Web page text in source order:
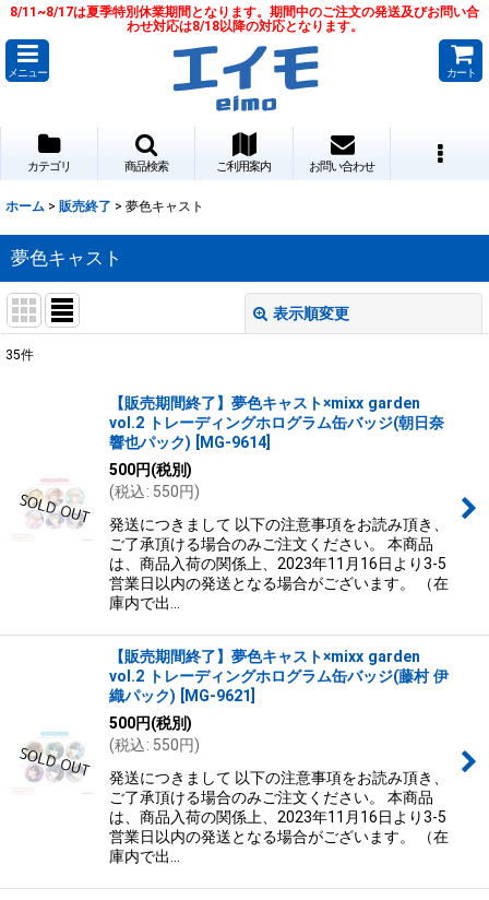
8/11~8/17は夏季特別休業期間となります。期間中のご注文の発送及びお問い合
わせ対応は8/18以降の対応となります。
メニュー カート
カテゴリ 商品検索 ご利用案内 お問い合わせ
ホーム > 販売終了 > 夢色キャスト
夢色キャスト
表示順変更
35件
【販売期間終了】夢色キャスト×mixx garden
vol.2 トレーディングホログラム缶バッジ(朝日奈
響也パック)
MG-9614
500円(税別)
(税込: 550円)
発送につきまして 以下の注意事項をお読み頂き、
ご了承頂ける場合のみご注文ください。 本商品
は、商品入荷の関係上、2023年11月16日より3-5
営業日以内の発送となる場合がございます。 （在
庫内で出…
【販売期間終了】夢色キャスト×mixx garden
vol.2 トレーディングホログラム缶バッジ(藤村 伊
織パック)
MG-9621
500円(税別)
(税込: 550円)
発送につきまして 以下の注意事項をお読み頂き、
ご了承頂ける場合のみご注文ください。 本商品
は、商品入荷の関係上、2023年11月16日より3-5
営業日以内の発送となる場合がございます。 （在
庫内で出…